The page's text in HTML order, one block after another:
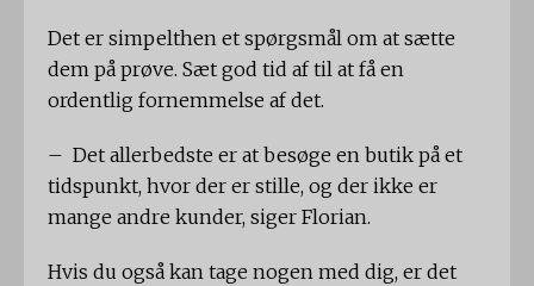
Det er simpelthen et spørgsmål om at sætte
dem på prøve. Sæt god tid af til at få en
ordentlig fornemmelse af det.
– Det allerbedste er at besøge en butik på et
tidspunkt, hvor der er stille, og der ikke er
mange andre kunder, siger Florian.
Hvis du også kan tage nogen med dig, er det